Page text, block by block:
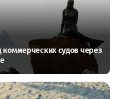
коммерческих судов через